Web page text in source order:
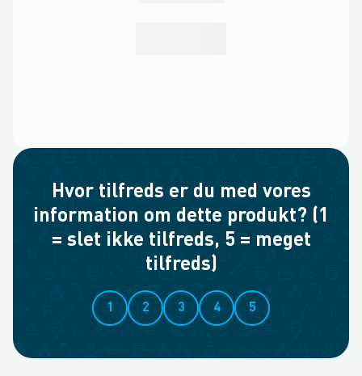
Hvor tilfreds er du med vores
information om dette produkt? (1
= slet ikke tilfreds, 5 = meget
tilfreds)
1 2 3 4 5